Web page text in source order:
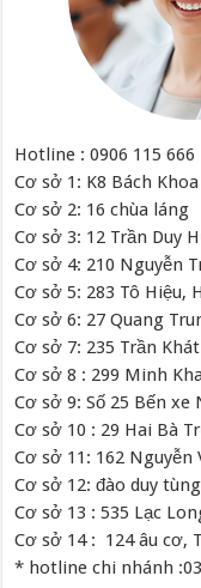
Hotline : 0906 115 666
Cơ sở 1: K8 Bách Khoa
Cơ sở 2: 16 chùa láng
Cơ sở 3: 12 Trần Duy
Cơ sở 4: 210 Nguyễn
Cơ sở 5: 283 Tô Hiệu,
Cơ sở 6: 27 Quang
Cơ sở 7: 235 Trần
Cơ sở 8 : 299 Minh
Cơ sở 9: Số 25 Bến
Cơ sở 10 : 29 Hai Bà
Cơ sở 11: 162 Nguyễn
Cơ sở 12: đào duy
Cơ sở 13 : 535 Lạc
Cơ sở 14 : 124 âu cơ,
* hotline chi nhánh